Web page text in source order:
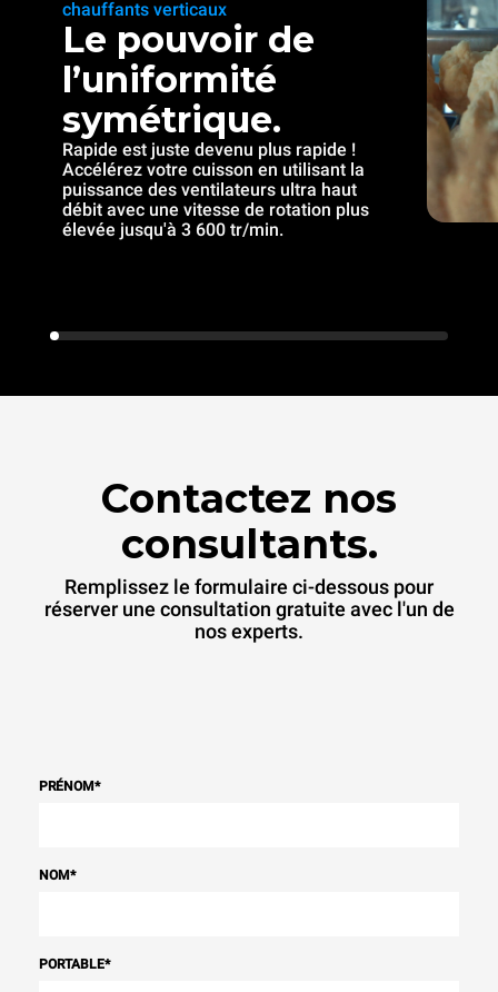
chauffants verticaux
Le pouvoir de
l’uniformité
symétrique.
Rapide est juste devenu plus rapide !
Accélérez votre cuisson en utilisant la
puissance des ventilateurs ultra haut
débit avec une vitesse de rotation plus
élevée jusqu'à 3 600 tr/min.
Contactez nos
consultants.
Remplissez le formulaire ci-dessous pour
réserver une consultation gratuite avec l'un de
nos experts.
PRÉNOM*
NOM*
PORTABLE*